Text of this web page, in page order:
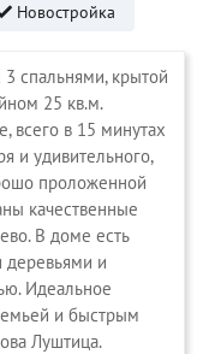
Новостройка
3 спальнями, крытой
25 кв.м.
, всего в 15 минутах
и удивительного,
проложенной
качественные
. В доме есть
деревьями и
. Идеальное
и быстрым
Луштица.